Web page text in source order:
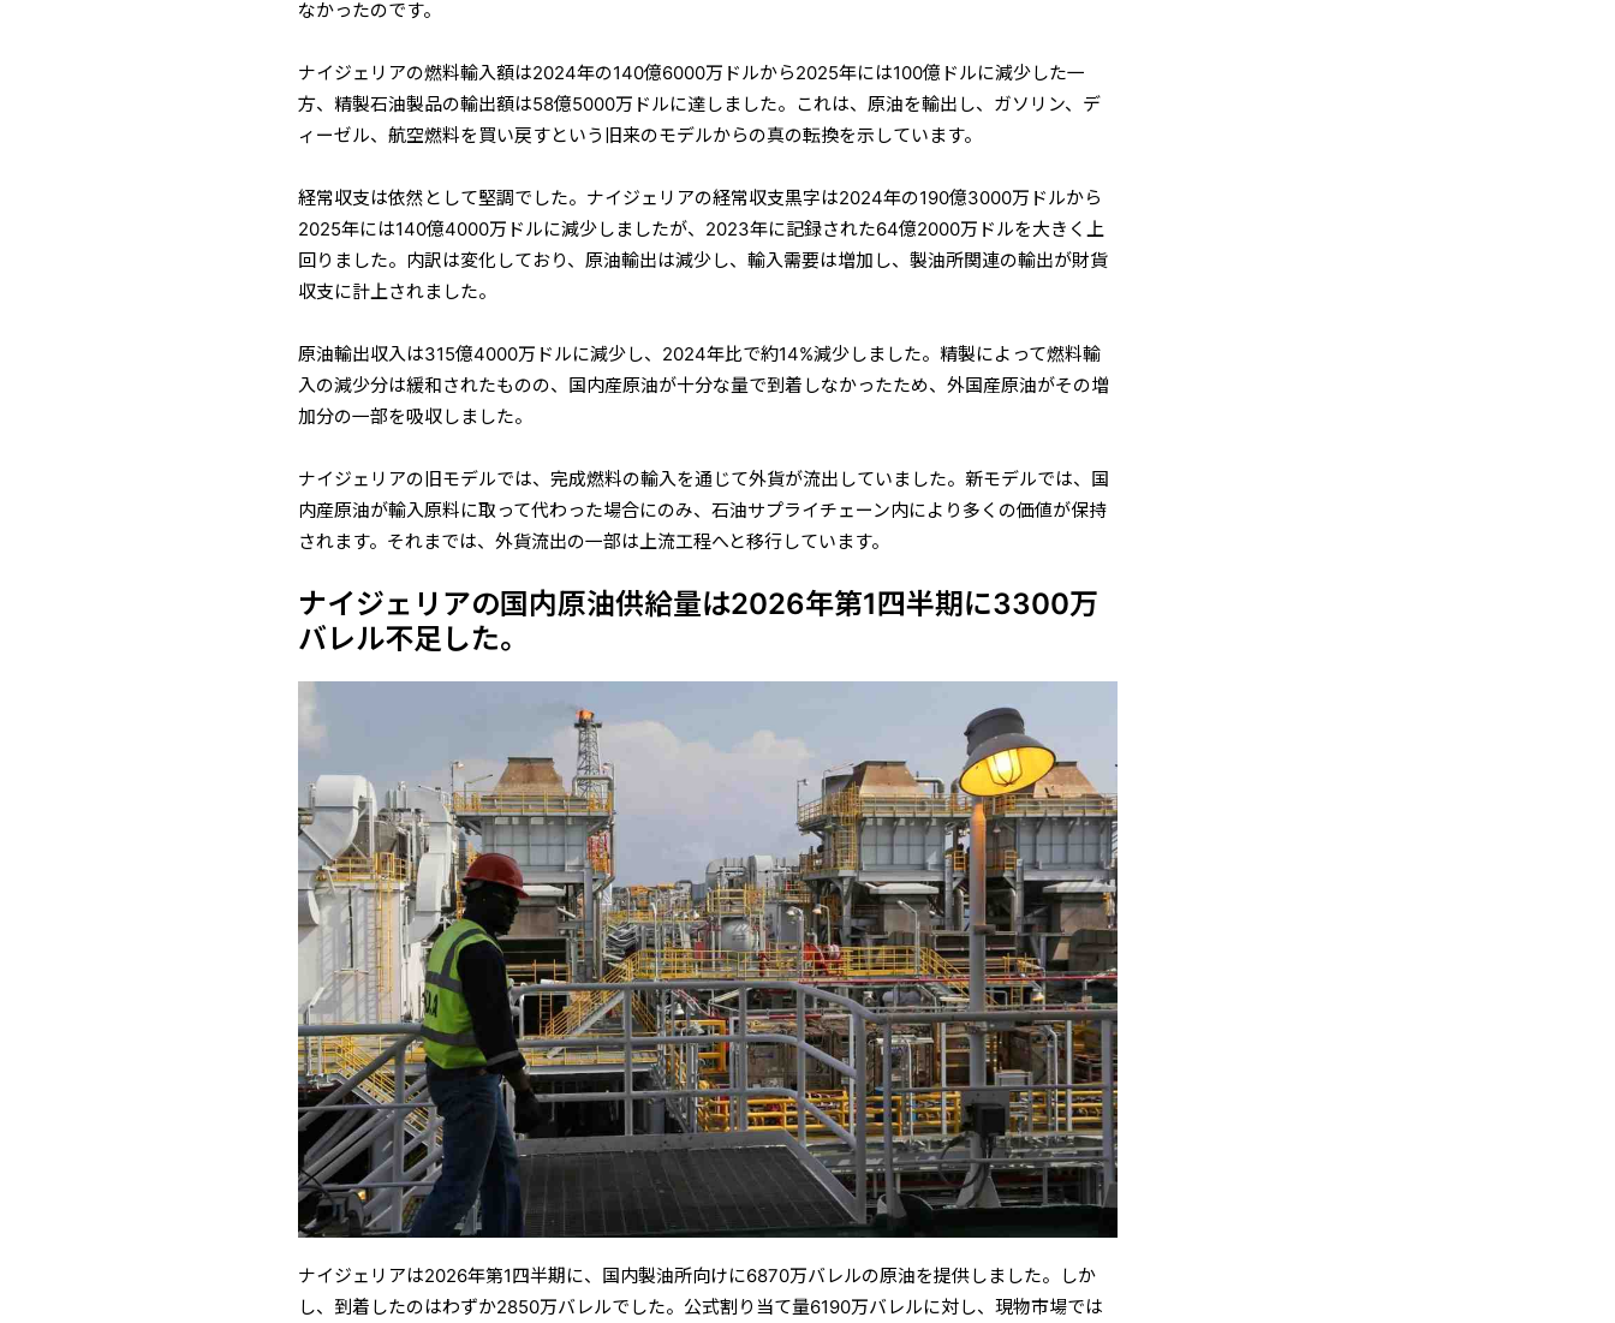
なかったのです。
ナイジェリアの燃料輸入額は2024年の140億6000万ドルから2025年には100億ドルに減少した一
方、精製石油製品の輸出額は58億5000万ドルに達しました。これは、原油を輸出し、ガソリン、デ
ィーゼル、航空燃料を買い戻すという旧来のモデルからの真の転換を示しています。
経常収支は依然として堅調でした。ナイジェリアの経常収支黒字は2024年の190億3000万ドルから
2025年には140億4000万ドルに減少しましたが、2023年に記録された64億2000万ドルを大きく上
回りました。内訳は変化しており、原油輸出は減少し、輸入需要は増加し、製油所関連の輸出が財貨
収支に計上されました。
原油輸出収入は315億4000万ドルに減少し、2024年比で約14%減少しました。精製によって燃料輸
入の減少分は緩和されたものの、国内産原油が十分な量で到着しなかったため、外国産原油がその増
加分の一部を吸収しました。
ナイジェリアの旧モデルでは、完成燃料の輸入を通じて外貨が流出していました。新モデルでは、国
内産原油が輸入原料に取って代わった場合にのみ、石油サプライチェーン内により多くの価値が保持
されます。それまでは、外貨流出の一部は上流工程へと移行しています。
ナイジェリアの国内原油供給量は2026年第1四半期 に3300万
バレル不足した。
ナイジェリアは2026年第1四半期に、国内製油所向けに6870万バレルの原油を提供しました。しか
し、到着したのはわずか2850万バレルでした。公式割り当て量6190万バレルに対し、現物市場では